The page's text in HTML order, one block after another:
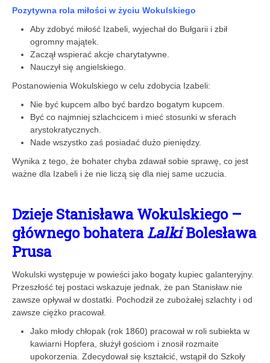
Pozytywna rola miłości w życiu Wokulskiego
Aby zdobyć miłość Izabeli, wyjechał do Bułgarii i zbił
ogromny majątek.
Zaczął wspierać akcje charytatywne.
Nauczył się angielskiego.
Postanowienia Wokulskiego w celu zdobycia Izabeli:
Nie być kupcem albo być bardzo bogatym kupcem.
Być co najmniej szlachcicem i mieć stosunki w sferach
arystokratycznych.
Nade wszystko zaś posiadać dużo pieniędzy.
Wynika z tego, że bohater chyba zdawał sobie sprawę, co jest
ważne dla Izabeli i że nie liczą się dla niej same uczucia.
Dzieje Stanisława Wokulskiego –
głównego bohateraLalkiBolesława
Prusa
Wokulski występuje w powieści jako bogaty kupiec galanteryjny.
Przeszłość tej postaci wskazuje jednak, że pan Stanisław nie
zawsze opływał w dostatki. Pochodził ze zubożałej szlachty i od
zawsze ciężko pracował.
Jako młody chłopak (rok 1860) pracował w roli subiekta w
kawiarni Hopfera, służył gościom i znosił rozmaite
upokorzenia. Zdecydował się kształcić, wstąpił do Szkoły